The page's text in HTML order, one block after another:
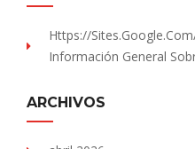
Https://
Información General
ARCHIVOS